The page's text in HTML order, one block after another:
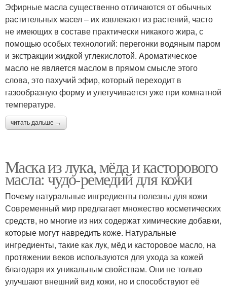
Эфирные масла существенно отличаются от обычных
растительных масел – их извлекают из растений, часто
не имеющих в составе практически никакого жира, с
помощью особых технологий: перегонки водяным паром
и экстракции жидкой углекислотой. Ароматическое
масло не является маслом в прямом смысле этого
слова, это пахучий эфир, который переходит в
газообразную форму и улетучивается уже при комнатной
температуре.
читать дальше →
Маска из лука, мёда и касторового
масла: чудо-ремедий для кожи
Почему натуральные ингредиенты полезны для кожи
Современный мир предлагает множество косметических
средств, но многие из них содержат химические добавки,
которые могут навредить коже. Натуральные
ингредиенты, такие как лук, мёд и касторовое масло, на
протяжении веков используются для ухода за кожей
благодаря их уникальным свойствам. Они не только
улучшают внешний вид кожи, но и способствуют её